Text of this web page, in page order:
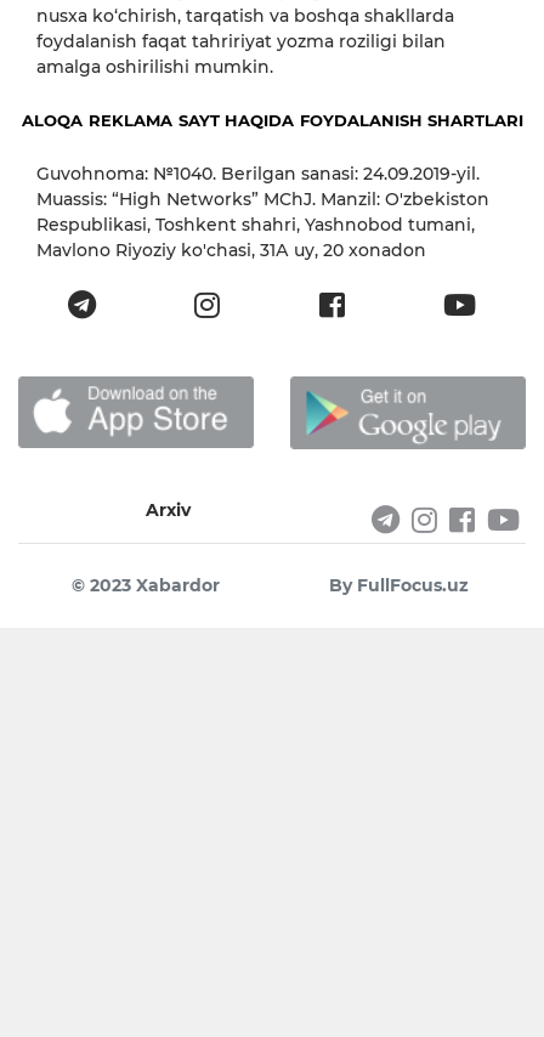
nusxa ko‘chirish, tarqatish va boshqa shakllarda
foydalanish faqat tahririyat yozma roziligi bilan
amalga oshirilishi mumkin.
ALOQA REKLAMA SAYT HAQIDA FOYDALANISH SHARTLARI
Guvohnoma: №1040. Berilgan sanasi: 24.09.2019-yil.
Muassis: “High Networks” MChJ. Manzil: O'zbekiston
Respublikasi, Toshkent shahri, Yashnobod tumani,
Mavlono Riyoziy ko'chasi, 31А uy, 20 xonadon
Arxiv
© 2023 Xabardor By FullFocus.uz